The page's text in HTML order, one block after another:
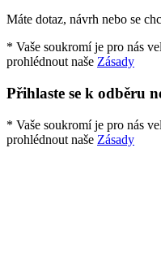
Máte dotaz, návrh nebo se
* Vaše soukromí je pro nás
prohlédnout naše Zásady
Přihlaste se k odběru
* Vaše soukromí je pro nás
prohlédnout naše Zásady